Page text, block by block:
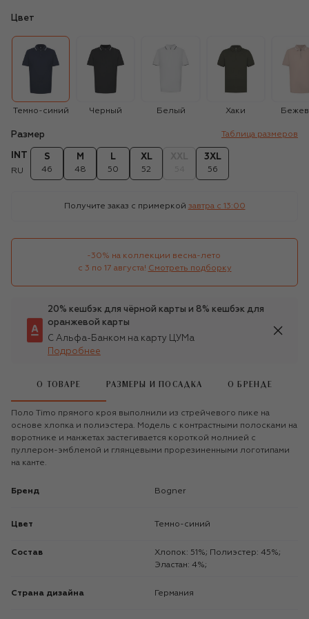
Цвет
Темно-синий Черный Белый Хаки
Размер Таблица размеров
INT
RU
S
46
M
48
L
50
XL
52
3XL
56
Получите заказ с примеркой завтра c 13:00
-30% на коллекции весна-лето
с 3 по 17 августа! Смотреть подборку
20% кешбэк для чёрной карты и 8% кешбэк для
оранжевой карты
С Альфа-Банком на карту ЦУМа
Подробнее
О ТОВАРЕ РАЗМЕРЫ И ПОСАДКА О БРЕНДЕ
Поло Timo прямого кроя выполнили из стрейчевого пике на
основе хлопка и полиэстера. Модель с контрастными полосками на
воротнике и манжетах застегивается короткой молнией с
пуллером-эмблемой и глянцевыми прорезиненными логотипами
на канте.
Бренд Bogner
Цвет Темно-синий
Состав
Хлопок: 51%; Полиэстер: 45%;
Эластан: 4%;
Страна дизайна Германия